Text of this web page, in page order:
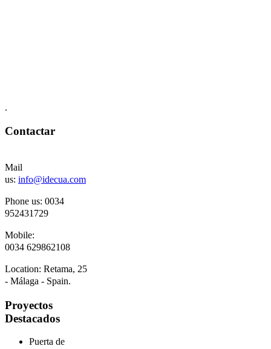
.
Contactar
Mail
us: info@idecua.com
Phone us: 0034
952431729
Mobile:
0034 629862108
Location: Retama, 25
- Málaga - Spain.
Proyectos
Destacados
Puerta de